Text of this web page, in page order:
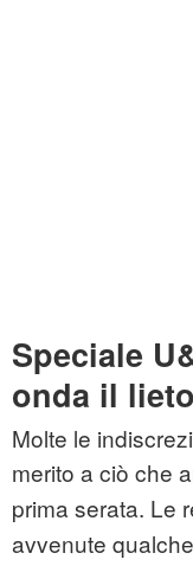
Speciale
onda il
Molte le
merito a ciò che
prima serata. Le
avvenute